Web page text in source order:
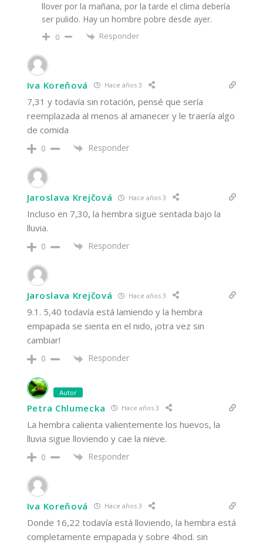
llover por la mañana, por la tarde el clima debería
ser pulido. Hay un hombre pobre desde ayer.
0 Responder
Iva Koreňová Hace años 3
7,31 y todavía sin rotación, pensé que sería
reemplazada al menos al amanecer y le traería algo
de comida
0 Responder
Jaroslava Krejčová Hace años 3
Incluso en 7,30, la hembra sigue sentada bajo la
lluvia.
0 Responder
Jaroslava Krejčová Hace años 3
9.1. 5,40 todavía está lamiendo y la hembra
empapada se sienta en el nido, ¡otra vez sin
cambiar!
0 Responder
Autor
Petra Chlumecka Hace años 3
La hembra calienta valientemente los huevos, la
lluvia sigue lloviendo y cae la nieve.
0 Responder
Iva Koreňová Hace años 3
Donde 16,22 todavía está lloviendo, la hembra está
completamente empapada y sobre 4hod. sin